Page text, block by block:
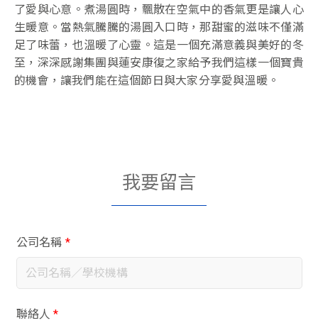
了愛與心意。煮湯圓時，飄散在空氣中的香氣更是讓人心
生暖意。當熱氣騰騰的湯圓入口時，那甜蜜的滋味不僅滿
足了味蕾，也溫暖了心靈。這是一個充滿意義與美好的冬
至，深深感謝集團與蓮安康復之家給予我們這樣一個寶貴
的機會，讓我們能在這個節日與大家分享愛與溫暖。
我要留言
公司名稱 *
聯絡人*